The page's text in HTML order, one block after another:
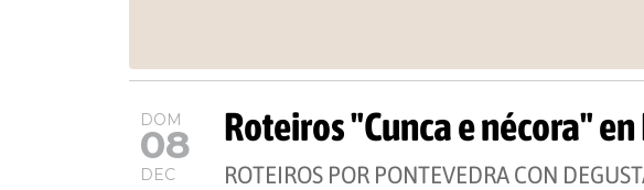
DOM
08
DEC
Roteiros "Cunca e nécora"
ROTEIROS POR PONTEVEDRA CON